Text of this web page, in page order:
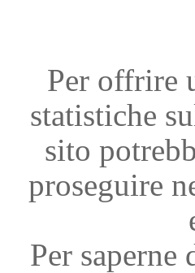
Per offrire
statistiche
sito
proseguire
Per